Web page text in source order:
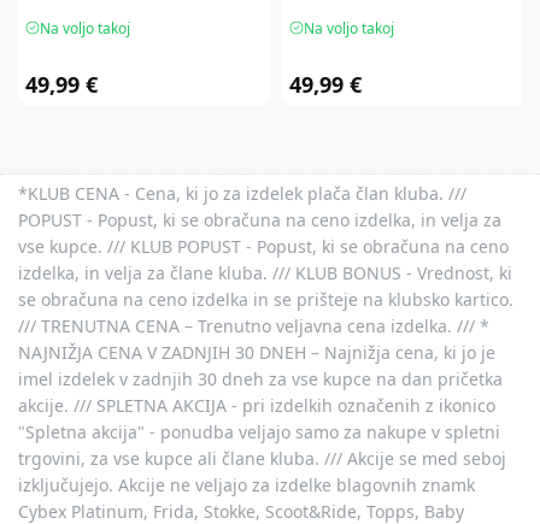
Na voljo takoj
49,99 €
Na voljo takoj
49,99 €
*KLUB CENA - Cena, ki jo za izdelek plača član kluba. ///
POPUST - Popust, ki se obračuna na ceno izdelka, in velja za
vse kupce. /// KLUB POPUST - Popust, ki se obračuna na ceno
izdelka, in velja za člane kluba. /// KLUB BONUS - Vrednost, ki
se obračuna na ceno izdelka in se prišteje na klubsko kartico.
/// TRENUTNA CENA – Trenutno veljavna cena izdelka. /// *
NAJNIŽJA CENA V ZADNJIH 30 DNEH – Najnižja cena, ki jo je
imel izdelek v zadnjih 30 dneh za vse kupce na dan pričetka
akcije. /// SPLETNA AKCIJA - pri izdelkih označenih z ikonico
"Spletna akcija" - ponudba veljajo samo za nakupe v spletni
trgovini, za vse kupce ali člane kluba. /// Akcije se med seboj
izključujejo. Akcije ne veljajo za izdelke blagovnih znamk
Cybex Platinum, Frida, Stokke, Scoot&Ride, Topps, Baby